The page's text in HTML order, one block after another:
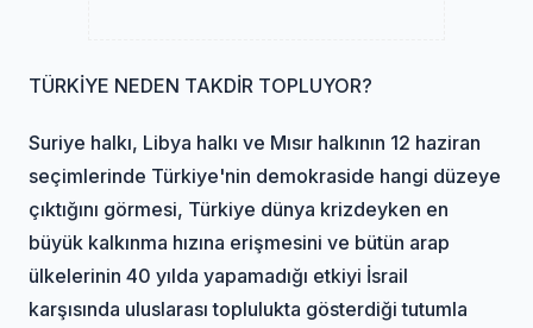
TÜRKİYE NEDEN TAKDİR TOPLUYOR?
Suriye halkı, Libya halkı ve Mısır halkının 12 haziran
seçimlerinde Türkiye'nin demokraside hangi düzeye
çıktığını görmesi, Türkiye dünya krizdeyken en
büyük kalkınma hızına erişmesini ve bütün arap
ülkelerinin 40 yılda yapamadığı etkiyi İsrail
karşısında uluslarası toplulukta gösterdiği tutumla